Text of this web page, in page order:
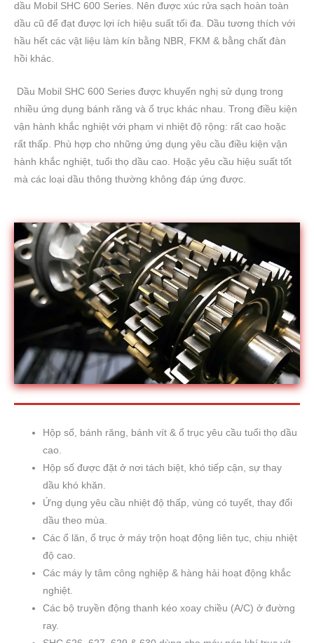
dầu Mobil SHC 600 Series. Nên được xúc rửa sạch hoàn toàn
dầu cũ để đạt được lợi ích hiệu suất tối đa. Dầu tương thích với
hầu hết các vật liệu làm kín bằng NBR, FKM & bằng chất đàn
hồi khác.
Dầu Mobil SHC 600 Series được khuyến nghị sử dụng trong
nhiều ứng dụng bánh răng và ổ trục khác nhau. Trong điều kiện
vận hành khắc nghiệt với phạm vi nhiệt độ rộng: rất cao hoặc
rất thấp. Phù hợp cho những ứng dụng yêu cầu điều kiện vận
hành khắc nghiệt, tuổi thọ dầu cao. Hoặc yêu cầu hiệu suất tốt
mà các loại dầu thông thường không đáp ứng được.
Hộp số, bánh răng, bánh vít & ổ trục yêu cầu tuổi thọ dầu
cao.
Hộp số được đặt ở nơi tách biệt, khó tiếp cận, sự thay
dầu khó khăn.
Ứng dụng yêu cầu nhiệt độ thấp, vùng có tuyết, thay đổi
dầu theo mùa.
Các ổ lăn, ổ trục ở máy trộn hoạt động liên tục, chịu nhiệt
độ cao.
Các máy ly tâm công nghiệp & hàng hải hoạt động khắc
nghiệt.
Các bộ truyền động thanh kéo xoay chiều (A/C) ở đường
ray.